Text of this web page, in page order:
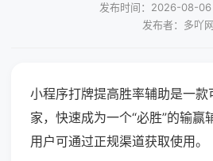
发布时间：2026-08-06
发布者：多吖网
小程序打牌提高胜率辅助是一
家，快速成为一个“必胜”的输赢
用户可通过正规渠道获取使用。